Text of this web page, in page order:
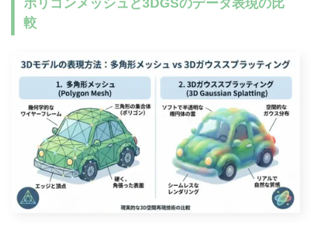
ポリゴンメッシュと3DGSのデータ表現の比
較